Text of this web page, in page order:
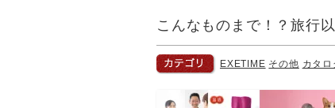
こんなものまで！？旅行
EXETIME その他 カタロ